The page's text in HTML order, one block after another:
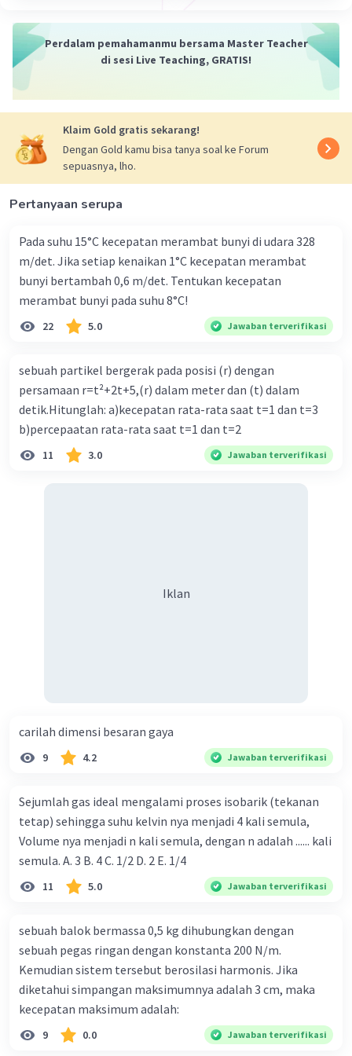
Perdalam pemahamanmu bersama Master Teacher
di sesi Live Teaching, GRATIS!
Klaim Gold gratis sekarang!
Dengan Gold kamu bisa tanya soal ke Forum
sepuasnya, lho.
Pertanyaan serupa
Pada suhu 15°C kecepatan merambat bunyi di udara 328
m/det. Jika setiap kenaikan 1°C kecepatan merambat
bunyi bertambah 0,6 m/det. Tentukan kecepatan
merambat bunyi pada suhu 8°C!
22 5.0 Jawaban terverifikasi
sebuah partikel bergerak pada posisi (r) dengan
persamaan r=t²+2t+5,(r) dalam meter dan (t) dalam
detik.Hitunglah: a)kecepatan rata-rata saat t=1 dan t=3
b)percepaatan rata-rata saat t=1 dan t=2
11 3.0 Jawaban terverifikasi
Iklan
carilah dimensi besaran gaya
9 4.2 Jawaban terverifikasi
Sejumlah gas ideal mengalami proses isobarik (tekanan
tetap) sehingga suhu kelvin nya menjadi 4 kali semula,
Volume nya menjadi n kali semula, dengan n adalah ...... kali
semula. A. 3 B. 4 C. 1/2 D. 2 E. 1/4
11 5.0 Jawaban terverifikasi
sebuah balok bermassa 0,5 kg dihubungkan dengan
sebuah pegas ringan dengan konstanta 200 N/m.
Kemudian sistem tersebut berosilasi harmonis. Jika
diketahui simpangan maksimumnya adalah 3 cm, maka
kecepatan maksimum adalah:
9 0.0 Jawaban terverifikasi